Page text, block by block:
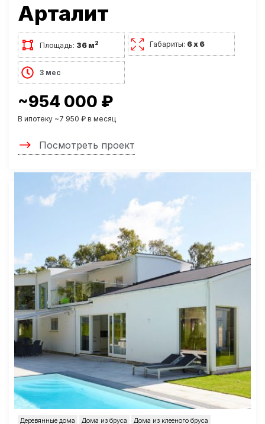
Арталит
Площадь: 36 м2 Габариты: 6 х 6
3 мес
~954 000 ₽
В ипотеку ~7 950 ₽ в месяц
Посмотреть проект
Деревянные дома Дома из бруса Дома из клееного бруса